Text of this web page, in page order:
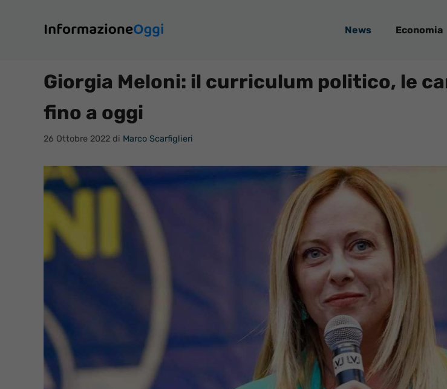
contenuto
News Economia
Giorgia Meloni: il curriculum politico, le
fino a oggi
26 Ottobre 2022 di Marco Scarfiglieri